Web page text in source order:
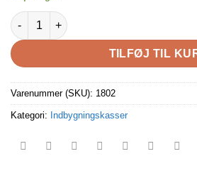
Indbygningskasse 200x120x75 mm i
TILFØJ TIL
Varenummer (SKU): 1802
Kategori: Indbygningskasser